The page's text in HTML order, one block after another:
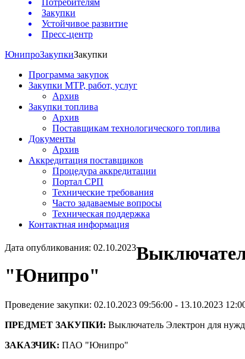
Закупки
Устойчивое развитие
Пресс-центр
ЮнипроЗакупкиЗакупки
Программа закупок
Закупки МТР, работ, услуг
Архив
Закупки топлива
Архив
Поставщикам технологического топлива
Документы
Архив
Аккредитация поставщиков
Процедура аккредитации
Портал СРП
Технические требования
Часто задаваемые вопросы
Техническая поддержка
Контактная информация
Дата опубликования: 02.10.2023
"Юнипро"
Проведение закупки: 02.10.2023 09:56:00 - 13.10.2023
ПРЕДМЕТ ЗАКУПКИ: Выключатель Электрон для
ЗАКАЗЧИК: ПАО "Юнипро"